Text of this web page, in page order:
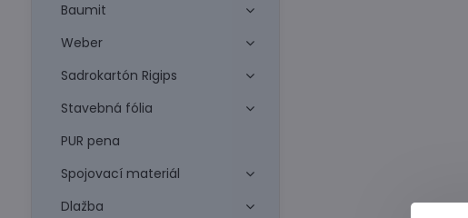
Baumit
Weber
Sadrokartón Rigips
Stavebná fólia
PUR pena
Spojovací materiál
Dlažba